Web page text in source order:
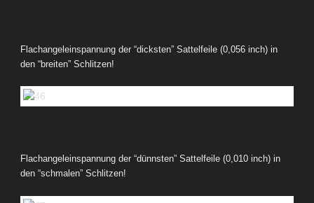
Flachangeleinspannung der “dicksten” Sattelfeile (0,056 inch) in
den “breiten” Schlitzen!
Flachangeleinspannung der “dünnsten” Sattelfeile (0,010 inch) in
den “schmalen” Schlitzen!